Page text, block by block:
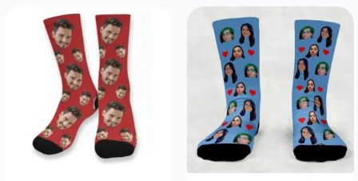
24,90 €.
19,90 €.
precios:
desde
19,90 €
hasta
21,90 €